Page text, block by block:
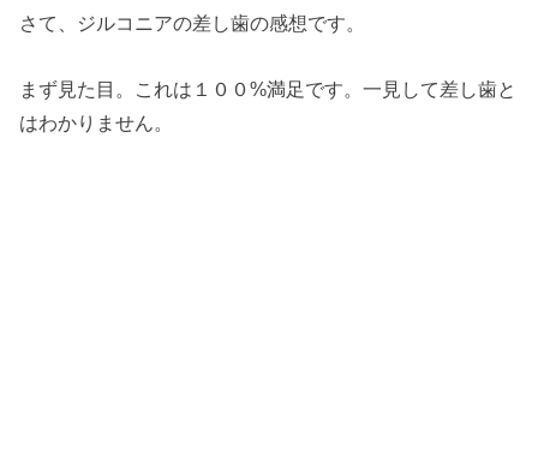
さて、ジルコニアの差し歯の感想です。
まず見た目。これは１００%満足です。一見して差し歯と
はわかりません。